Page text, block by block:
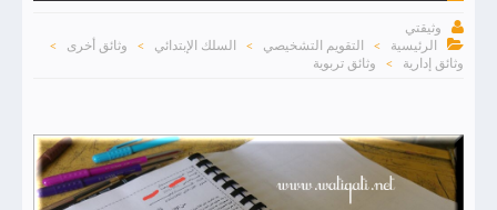

وثيقتي

الرئيسية > التقويم التشخيصي > السلك الإبتدائي > وثائق أخرى >
وثائق إدارية > وثائق تربوية